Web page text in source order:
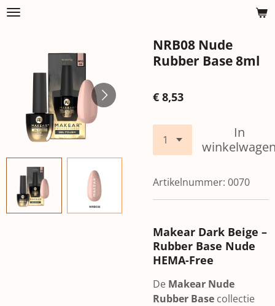
Ga
hoofdinhoud
NRB08 Nude
Rubber Base 8ml
€ 8,53
In
Artikelnummer: 0070
Makear Dark Beige –
Rubber Base Nude
HEMA-Free
De Makear Nude
Rubber Base collectie